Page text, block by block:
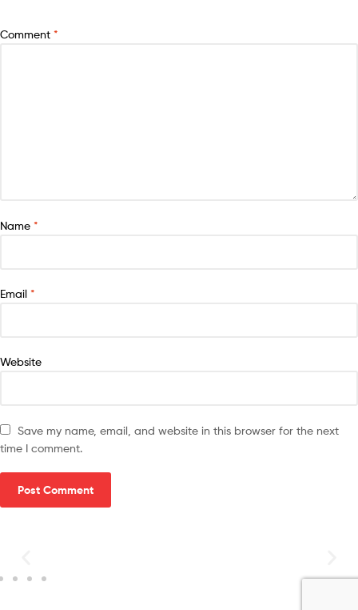
Comment *
Name *
Email *
Website
Save my name, email, and website in this browser for the next
time I comment.